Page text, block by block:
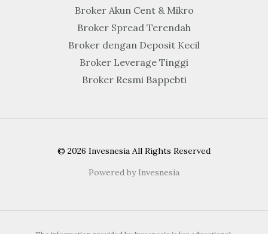
Broker Akun Cent & Mikro
Broker Spread Terendah
Broker dengan Deposit Kecil
Broker Leverage Tinggi
Broker Resmi Bappebti
© 2026 Invesnesia All Rights Reserved
Powered by Invesnesia